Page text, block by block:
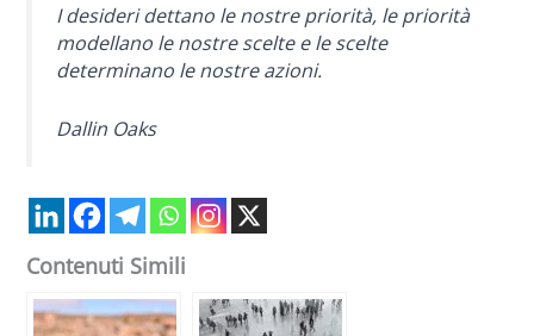
I desideri dettano le nostre priorità, le priorità
modellano le nostre scelte e le scelte
determinano le nostre azioni.
Dallin Oaks
Contenuti Simili